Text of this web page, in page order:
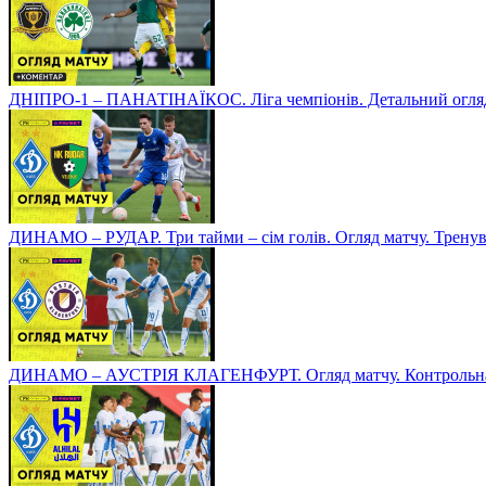
ДНІПРО-1 – ПАНАТІНАЇКОС. Ліга чемпіонів. Детальний
ДИНАМО – РУДАР. Три тайми – сім голів. Огляд матчу.
ДИНАМО – АУСТРІЯ КЛАГЕНФУРТ. Огляд матчу.